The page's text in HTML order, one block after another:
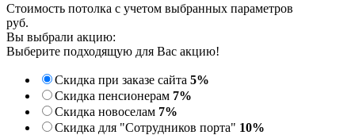
Стоимость потолка с учетом выбранных параметров
руб.
Вы выбрали акцию:
Выберите подходящую для Вас акцию!
Скидка при заказе сайта 5%
Скидка пенсионерам 7%
Скидка новоселам 7%
Скидка для "Сотрудников порта" 10%